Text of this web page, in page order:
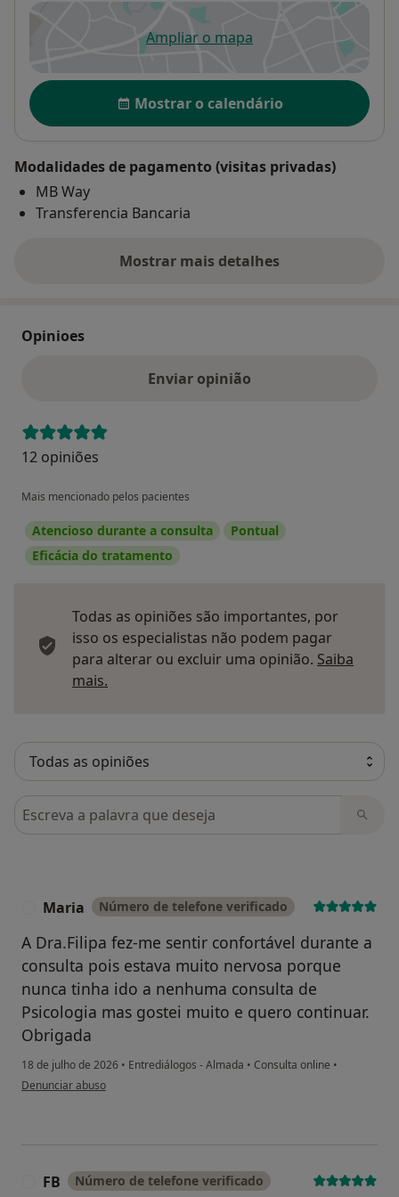
Ampliar o mapaabre num novo separador
Disponibilidade
Mostrar o calendário
Modalidades de pagamento (visitas privadas)
MB Way
Transferencia Bancaria
Mostrar mais detalhes
sobre o endereço
Opinioes
Enviar opinião
12 opiniões
Mais mencionado pelos pacientes
Atencioso durante a consulta
Pontual
Eficácia do tratamento
Todas as opiniões são importantes, por
isso os especialistas não podem pagar
para alterar ou excluir uma opinião. Saiba
mais.
Pesquisar em opiniões
Maria Número de telefone verificado
A Dra.Filipa fez-me sentir confortável durante a
consulta pois estava muito nervosa porque
nunca tinha ido a nenhuma consulta de
Psicologia mas gostei muito e quero continuar.
Obrigada
18 de julho de 2026 • Entrediálogos - Almada • Consulta online •
na opinião do utilizador Maria
Denunciar abuso
FB Número de telefone verificado